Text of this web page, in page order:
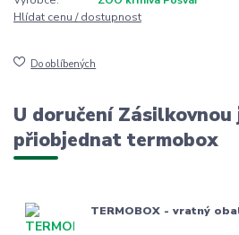
Hlídat cenu / dostupnost
Do oblíbených
U doručení
přiobjednat termobox
TERMOBOX - vratný